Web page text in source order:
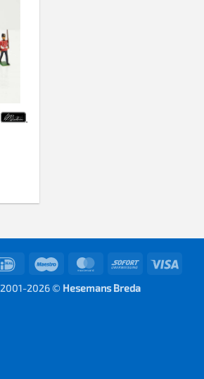
IDeal Maestro MasterCardSofort
2026 © Hesemans Breda